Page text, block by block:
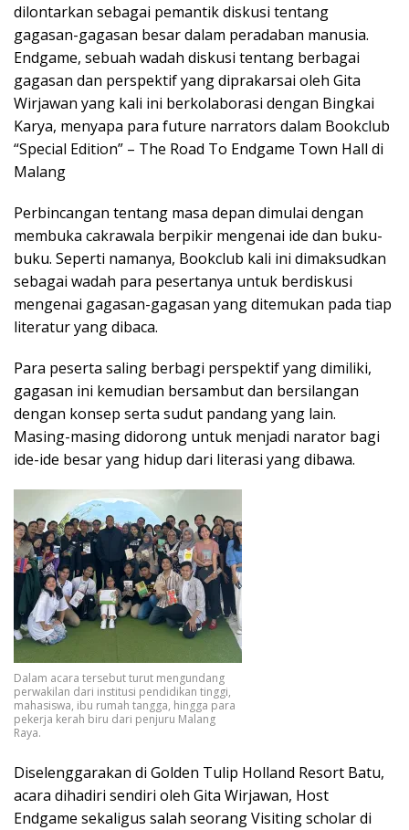
dilontarkan sebagai pemantik diskusi tentang
gagasan-gagasan besar dalam peradaban manusia.
Endgame, sebuah wadah diskusi tentang berbagai
gagasan dan perspektif yang diprakarsai oleh Gita
Wirjawan yang kali ini berkolaborasi dengan Bingkai
Karya, menyapa para future narrators dalam Bookclub
“Special Edition” – The Road To Endgame Town Hall di
Malang
Perbincangan tentang masa depan dimulai dengan
membuka cakrawala berpikir mengenai ide dan buku-
buku. Seperti namanya, Bookclub kali ini dimaksudkan
sebagai wadah para pesertanya untuk berdiskusi
mengenai gagasan-gagasan yang ditemukan pada tiap
literatur yang dibaca.
Para peserta saling berbagi perspektif yang dimiliki,
gagasan ini kemudian bersambut dan bersilangan
dengan konsep serta sudut pandang yang lain.
Masing-masing didorong untuk menjadi narator bagi
ide-ide besar yang hidup dari literasi yang dibawa.
Dalam acara tersebut turut mengundang
perwakilan dari institusi pendidikan tinggi,
mahasiswa, ibu rumah tangga, hingga para
pekerja kerah biru dari penjuru Malang
Raya.
Diselenggarakan di Golden Tulip Holland Resort Batu,
acara dihadiri sendiri oleh Gita Wirjawan, Host
Endgame sekaligus salah seorang Visiting scholar di